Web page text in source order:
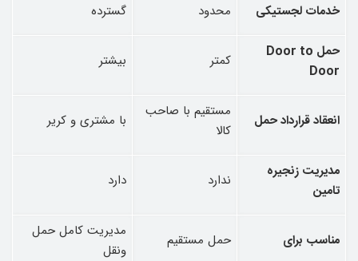
خدمات لجستیکی محدود گسترده
حمل Door to
Door
کمتر بیشتر
انعقاد قرارداد حمل
مستقیم با صاحب
کالا
با مشتری و کریر
مدیریت زنجیره
تامین
ندارد دارد
مناسب برای حمل مستقیم
مدیریت کامل حمل‌
ونقل